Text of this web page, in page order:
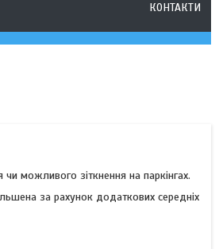
КОНТАКТИ
можливого зіткнення на паркінгах.
за рахунок додаткових середніх